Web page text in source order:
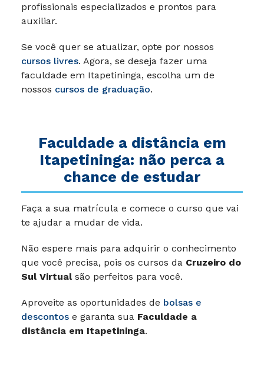
profissionais especializados e prontos para
auxiliar.
Se você quer se atualizar, opte por nossos
cursos livres. Agora, se deseja fazer uma
faculdade em Itapetininga, escolha um de
nossos cursos de graduação.
Faculdade a distância em
Itapetininga: não perca a
chance de estudar
Faça a sua matrícula e comece o curso que vai
te ajudar a mudar de vida.
Não espere mais para adquirir o conhecimento
que você precisa, pois os cursos da Cruzeiro do
Sul Virtualsão perfeitos para você.
Aproveite as oportunidades de bolsas e
descontos e garanta sua Faculdade a
distância em Itapetininga.